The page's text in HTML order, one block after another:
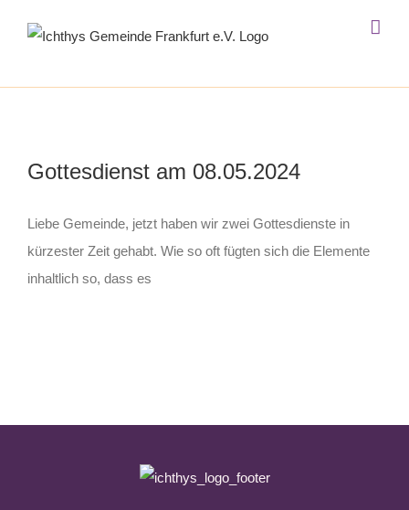
Inhalt
Gottesdienst am 08.05.2024
Liebe Gemeinde, jetzt haben wir zwei Gottesdienste in
kürzester Zeit gehabt. Wie so oft fügten sich die Elemente
inhaltlich so, dass es